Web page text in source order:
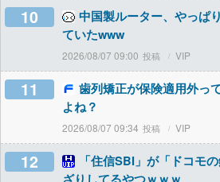
10
中国製ルーター、やっぱ
ていたwww
2026/08/07 09:00 VIP
11
歯列矯正が保険適用外っ
よね？
2026/08/07 09:34 VIP
12
「住信SBI」が「ドコモ